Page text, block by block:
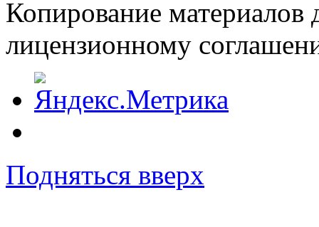
Копирование материалов
лицензионному
Подняться вверх